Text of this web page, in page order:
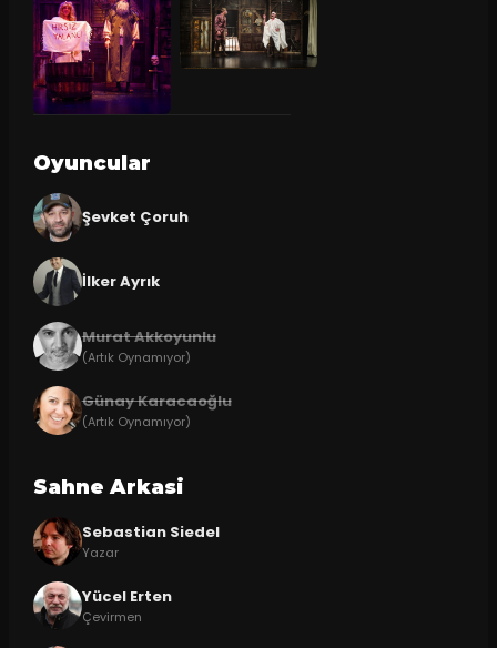
Oyuncular
Şevket Çoruh
İlker Ayrık
Murat Akkoyunlu
(Artık Oynamıyor)
Günay Karacaoğlu
(Artık Oynamıyor)
Sahne Arkasi
Sebastian Siedel
Yazar
Yücel Erten
Çevirmen